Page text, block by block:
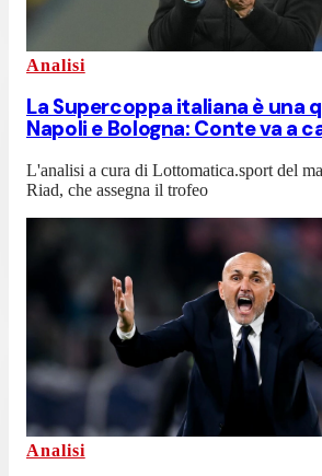
Analisi
La Supercoppa italiana è una
Napoli e Bologna: Conte va a
L'analisi a cura di Lottomatica.sport del
Riad, che assegna il trofeo
Analisi